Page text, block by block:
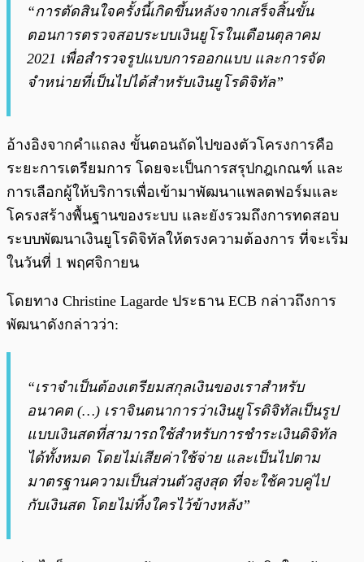
“การตัดสินใจครั้งนี้เกิดขึ้นหลังจากเสร็จสิ้นขั้น
ตอนการตรวจสอบระบบเงินยูโรในเดือนตุลาคม
2021 เพื่อสำรวจรูปแบบการออกแบบ และการจัด
จำหน่ายที่เป็นไปได้สำหรับเงินยูโรดิจิทัล”
อ้างอิงจากคำแถลง ขั้นตอนถัดไปของตัวโครงการคือ
ระยะการเตรียมการ โดยจะเป็นการสรุปกฎเกณฑ์ และ
การเลือกผู้ให้บริการเพื่อเข้ามาพัฒนาแพลตฟอร์มและ
โครงสร้างพื้นฐานของระบบ และยังรวมถึงการทดสอบ
ระบบพัฒนาเงินยูโรดิจิทัลให้ตรงความต้องการ ที่จะเริ่ม
ในวันที่ 1 พฤศจิกายน
โดยทาง Christine Lagarde ประธาน ECB กล่าวถึงการ
พัฒนาดังกล่าวว่า:
“เราจำเป็นต้องเตรียมสกุลเงินของเราสำหรับ
อนาคต (…) เราจินตนาการว่าเงินยูโรดิจิทัลเป็นรูป
แบบเงินสดที่สามารถใช้สำหรับการชำระเงินดิจิทัล
ได้ทั้งหมด โดยไม่เสียค่าใช้จ่าย และเป็นไปตาม
มาตรฐานความเป็นส่วนตัวสูงสุด ที่จะใช้ควบคู่ไป
กับเงินสด โดยไม่ทิ้งใครไว้ข้างหลัง”